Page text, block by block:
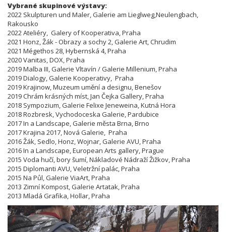
Vybrané skupinové výstavy:
2022 Skulpturen und Maler, Galerie am Lieglweg,Neulengbach,
Rakousko
2022 Ateliéry, Galery of Kooperativa, Praha
2021 Honz, Žák - Obrazy a sochy 2, Galerie Art, Chrudim
2021 Mégethos 28, Hybernská 4, Praha
2020 Vanitas, DOX, Praha
2019 Malba III, Galerie Vltavín / Galerie Millenium, Praha
2019 Dialogy, Galerie Kooperativy, Praha
2019 Krajinow, Muzeum umění a designu, Benešov
2019 Chrám krásných míst, Jan Čejka Gallery, Praha
2018 Sympozium, Galerie Felixe Jeneweina, Kutná Hora
2018 Rozbresk, Vychodoceska Galerie, Pardubice
2017 In a Landscape, Galerie města Brna, Brno
2017 Krajina 2017, Nová Galerie, Praha
2016 Žák, Sedlo, Honz, Wojnar, Galerie AVU, Praha
2016 In a Landscape, European Arts gallery, Prague
2015 Voda hučí, bory šumí, Nákladové Nádraží Žižkov, Praha
2015 Diplomanti AVU, Veletržní palác, Praha
2015 Na Půl, Galerie ViaArt, Praha
2013 Zimní Kompost, Galerie Artatak, Praha
2013 Mladá Grafika, Hollar, Praha